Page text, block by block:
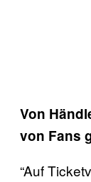
Von
von Fans
“Auf